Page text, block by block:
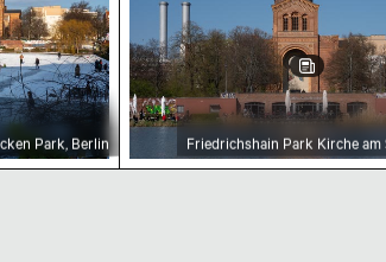
Park, Berlin Friedrichshain Park Kirche am